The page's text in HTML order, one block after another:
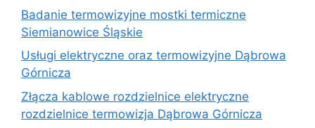
Badanie termowizyjne mostki termiczne
Siemianowice Śląskie
Usługi elektryczne oraz termowizyjne Dąbrowa
Górnicza
Złącza kablowe rozdzielnice elektryczne
rozdzielnice termowizja Dąbrowa Górnicza